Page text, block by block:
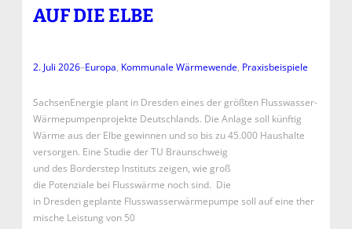
AUF DIE ELBE
2. Juli 2026–Europa, Kommunale Wärmewende, Praxisbeispiele
SachsenEnergie plant in Dresden eines der größten Flusswasser-
Wärmepumpenprojekte Deutschlands. Die Anlage soll künftig
Wärme aus der Elbe gewinnen und so bis zu 45.000 Haushalte
versorgen. Eine Studie der TU Braunschweig
und des Borderstep Instituts zeigen, wie groß
die Potenziale bei Flusswärme noch sind. Die
in Dresden geplante Flusswasserwärmepumpe soll auf eine ther
mische Leistung von 50